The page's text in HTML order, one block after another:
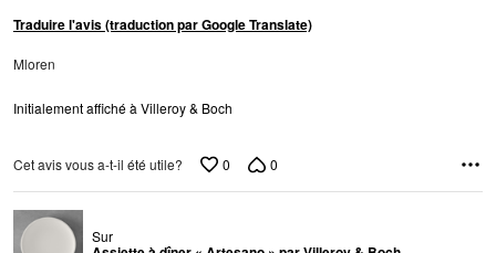
Traduire l'avis (traduction par Google Translate)
Mloren
Initialement affiché à Villeroy & Boch
Cet avis vous a-t-il été utile? 0 0
Sur